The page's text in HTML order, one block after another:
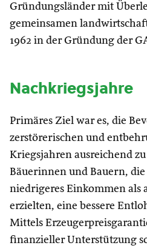
Gründungsländer mit
gemeinsamen
1962 in der Gründung der
Nachkriegsjahre
Primäres Ziel war es, die
zerstörerischen und
Kriegsjahren ausreichend
Bäuerinnen und Bauern,
niedrigeres Einkommen als
erzielten, eine bessere
Mittels
finanzieller Unterstützung